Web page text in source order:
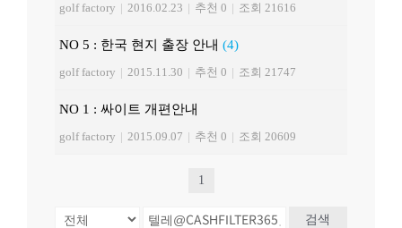
golf factory | 2016.02.23 | 추천 0 | 조회 21616
NO 5 : 한국 현지 출장 안내 (4)
golf factory | 2015.11.30 | 추천 0 | 조회 21747
NO 1 : 싸이트 개편안내
golf factory | 2015.09.07 | 추천 0 | 조회 20609
1
검색